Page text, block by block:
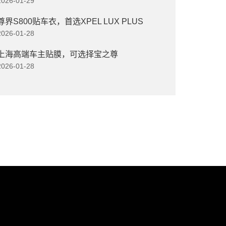
界S800贴车衣，首选XPEL LUX PLUS
01-28
海高端车主贴膜，可选择宝之尊
01-28